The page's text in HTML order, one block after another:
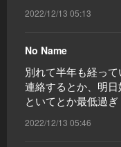
2022/12/13 05:13
No Name
別れて半年も経っ
連絡するとか、明
といてとか最低過ぎ
2022/12/13 05:46